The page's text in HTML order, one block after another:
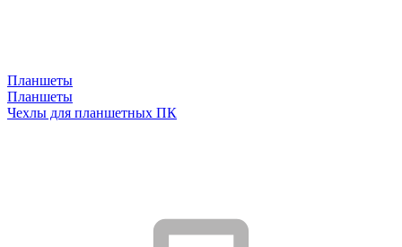
Планшеты
Планшеты
Чехлы для планшетных ПК